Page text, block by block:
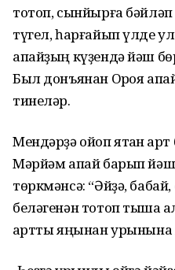
тотоп, сынйырға
түгел, һарғайып үлде
апайҙың күҙендә йәш
Был донъянан Орҡоя
тинеләр.
Мендәрҙә ойоп ятҡан
Мәрйәм апай барып
төркмәнсә: “Әйҙә,
беләгенән тотоп тышҡа
ҡартты яңынан урынына